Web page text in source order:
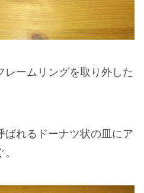
レームリングを取り外した
ばれるドーナツ状の皿にア